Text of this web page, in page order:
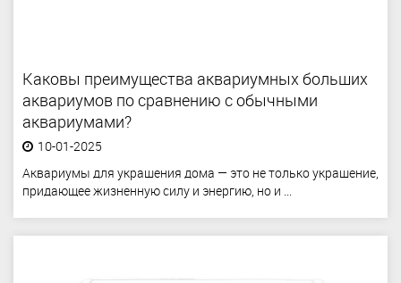
Каковы преимущества аквариумных больших
аквариумов по сравнению с обычными
аквариумами?
10-01-2025
Аквариумы для украшения дома — это не только украшение,
придающее жизненную силу и энергию, но и ...